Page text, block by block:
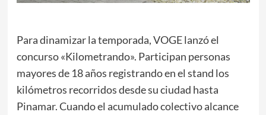
Para dinamizar la temporada, VOGE lanzó el
concurso «Kilometrando». Participan personas
mayores de 18 años registrando en el stand los
kilómetros recorridos desde su ciudad hasta
Pinamar. Cuando el acumulado colectivo alcance